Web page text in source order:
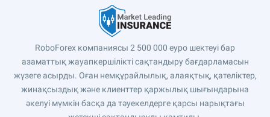
RoboForex компаниясы 2 500 000 еуро шектеуі бар
азаматтық жауапкершілікті сақтандыру бағдарламасын
жүзеге асырды. Оған немқұрайлылық, алаяқтық, қателіктер,
жинақсыздық және клиенттер қаржылық шығындарына
әкелуі мүмкін басқа да тәуекелдерге қарсы нарықтағы